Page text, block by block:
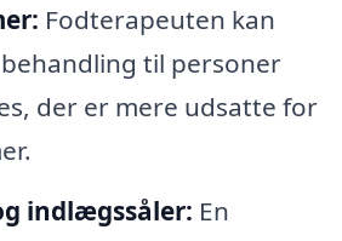
Fodterapeuten kan
til personer
der er mere udsatte for
indlægssåler: En